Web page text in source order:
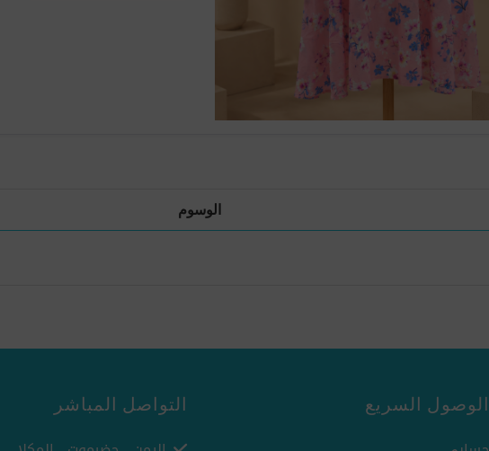
الوسوم
الوصول السريع التواصل المباشر